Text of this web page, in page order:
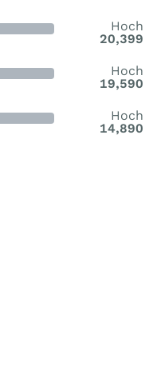
Hoch
20,399
Hoch
19,590
Hoch
14,890